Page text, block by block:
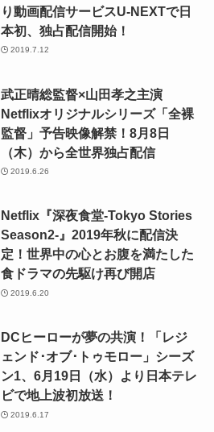
り動画配信サービスU-NEXTで日
本初、独占配信開始！
2019.7.12
武正晴総監督×山田孝之主演
Netflixオリジナルシリーズ「全裸
監督」予告映像解禁！8月8日
（木）から全世界独占配信
2019.6.26
Netflix『深夜食堂-Tokyo Stories
Season2-』2019年秋に配信決
定！世界中の心とお腹を満たした
食ドラマの先駆け再び開店
2019.6.20
DCヒーローが夢の共演！「レジ
ェンド･オブ･トゥモロー」シーズ
ン1、6月19日（水）より日本テレ
ビで地上波初放送！
2019.6.17